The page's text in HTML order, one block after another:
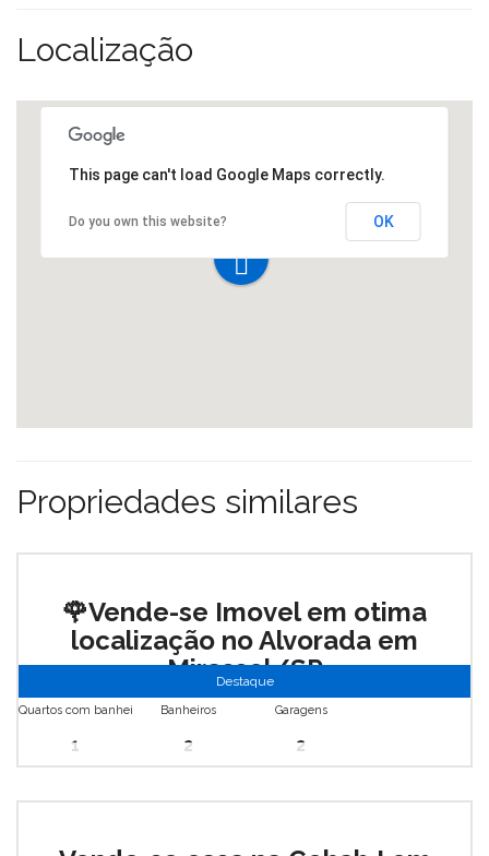
Localização
This page can't load Google Maps correctly.
Do you own this website? OK
Propriedades similares
🌹Vende-se Imovel em otima
localização no Alvorada em
Mirassol/SP
Mirassol
Destaque
Quartos com banheiro
1
Banheiros
2
Garagens
2